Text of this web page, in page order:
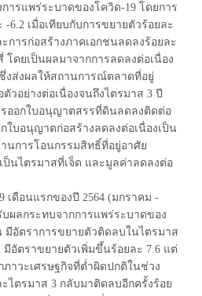
ารแพร่ระบาดของโควิด-19 โดยการ
6.2 เมื่อเทียบกับการขยายตัวร้อยละ
การก่อสร้างภาคเอกชนลดลงร้อยละ
โดยเป็นผลมาจากการลดลงต่อเนื่อง
งส่งผลให้สถานการณ์ตลาดที่อยู่
วอย่างต่อเนื่องจนถึงไตรมาส 3 ปี
ออกใบอนุญาตสรรที่ดินลดลงติดต่อ
ใบอนุญาตก่อสร้างลดลงต่อเนื่องเป็น
นการโอนกรรมสิทธิ์ที่อยู่อาศัย
ป็นไตรมาสที่เจ็ด และมูลค่าลดลงต่อ
กของปี 2564 (มกราคม -
ผลกระทบจากการแพร่ระบาดของ
มีอัตราการขยายตัวติดลบในไตรมาส
มีอัตราขยายตัวเพิ่มขึ้นร้อยละ 7.6 แต่
าวะเศรษฐกิจที่ต่ำผิดปกติในช่วง
ไตรมาส 3 กลับมาติดลบอีกครั้งร้อย